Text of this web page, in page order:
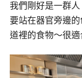
我們剛好是一群
要站在器官旁邊
道裡的食物～很